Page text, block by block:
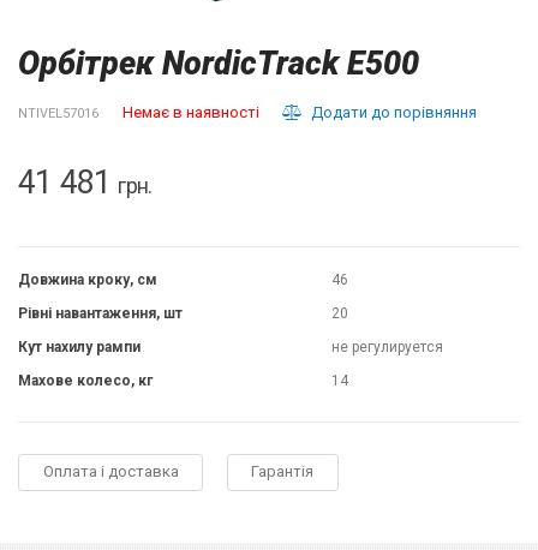
Орбітрек NordicTrack E500
NTIVEL57016 Немає в наявності Додати до порівняння
41 481 грн.
Довжина кроку, см
46
Рівні навантаження, шт
20
Кут нахилу рампи
не регулируется
Махове колесо, кг
14
Оплата і доставка Гарантія